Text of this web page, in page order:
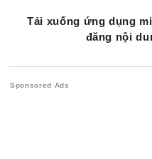
Tải xuống ứng dụng
đăng nội
Sponsored Ads